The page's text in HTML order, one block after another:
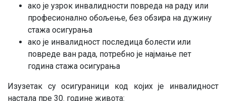
ако је узрок инвалидности повреда на раду или
професионално обољење, без обзира на дужину
стажа осигурања
ако је инвалидност последица болести или
повреде ван рада, потребно је најмање пет
година стажа осигурања
Изузетак су осигураници код којих је инвалидност
настала пре 30. године живота: